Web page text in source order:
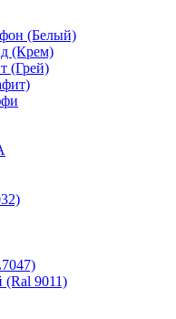
(Белый)
(Крем)
(Грей)
(Ral 9011)